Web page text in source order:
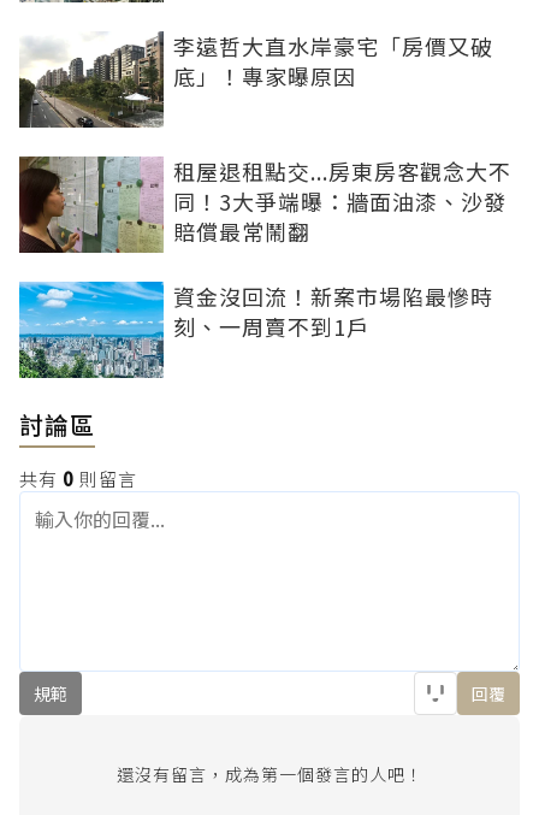
李遠哲大直水岸豪宅「房價又破
底」！專家曝原因
租屋退租點交...房東房客觀念大不
同！3大爭端曝：牆面油漆、沙發
賠償最常鬧翻
資金沒回流！新案市場陷最慘時
刻、一周賣不到1戶
討論區
共有 0 則留言
規範 回覆
還沒有留言，成為第一個發言的人吧！